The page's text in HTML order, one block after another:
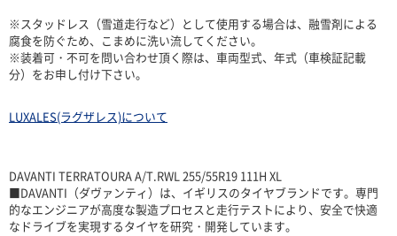
※スタッドレス（雪道走行など）として使用する場合は、融雪剤による
腐食を防ぐため、こまめに洗い流してください。
※装着可・不可を問い合わせ頂く際は、車両型式、年式（車検証記載
分）をお申し付け下さい。
LUXALES(ラグザレス)について
DAVANTI TERRATOURA A/T.RWL 255/55R19 111H XL
■DAVANTI（ダヴァンティ）は、イギリスのタイヤブランドです。専門
的なエンジニアが高度な製造プロセスと走行テストにより、安全で快適
なドライブを実現するタイヤを研究・開発しています。